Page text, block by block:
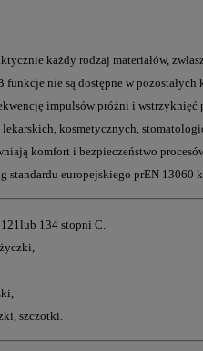
każdy rodzaj materiałów,
nie są dostępne w pozostałych
impulsów próżni i
kosmetycznych,
komfort i bezpieczeństwo
standardu europejskiego prEN 13060
134 stopni C.
szczotki.